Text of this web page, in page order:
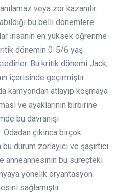
veya zor kazanılır.
bu belli dönemlere
insanın en yüksek öğrenme
dönemin 0-5/6 yaş
Bu kritik dönemi Jack,
içerisinde geçirmiştir.
kamyondan atlayıp koşmaya
ve ayaklarının birbirine
bu davranışı
çıkınca birçok
durum zorlayıcı ve şaşırtıcı
anneannesinin bu süreçteki
yönelik oryantasyon
sağlamıştır.